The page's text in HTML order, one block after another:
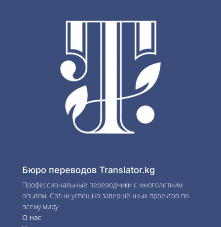
Бюро переводов Translator.kg
Профессиональные переводчики с многолетним
опытом. Сотни успешно завершённых проектов по
всему миру.
О нас